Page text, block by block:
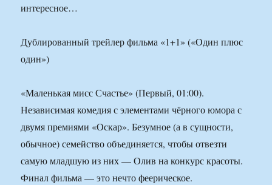
интересное…
Дублированный трейлер фильма «1+1» («Один плюс
один»)
«Маленькая мисс Счастье» (Первый, 01:00).
Независимая комедия с элементами чёрного юмора с
двумя премиями «Оскар». Безумное (а в сущности,
обычное) семейство объединяется, чтобы отвезти
самую младшую из них — Олив на конкурс красоты.
Финал фильма — это нечто феерическое.